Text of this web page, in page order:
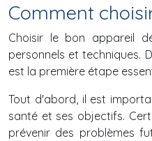
Comment
Choisir le bon appareil
personnels et techniques.
est la première étape
Tout d'abord, il est
santé et ses objectifs.
prévenir des problèmes